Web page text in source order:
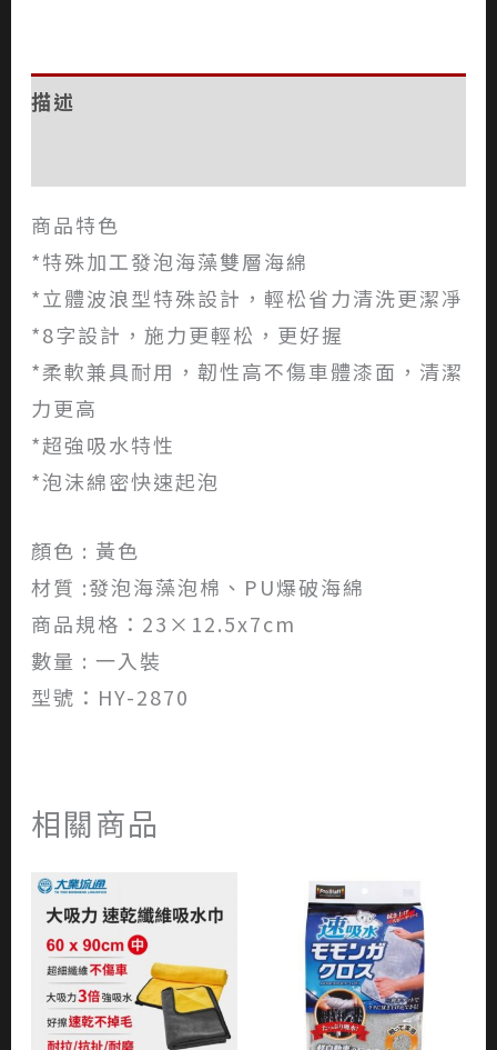
描述
商品特色
*特殊加工發泡海藻雙層海綿
*立體波浪型特殊設計，輕松省力清洗更潔凈
*8字設計，施力更輕松，更好握
*柔軟兼具耐用，韌性高不傷車體漆面，清潔
力更高
*超強吸水特性
*泡沫綿密快速起泡
顏色 : 黃色
材質 :發泡海藻泡棉、PU爆破海綿
商品規格：23×12.5x7cm
數量 : 一入裝
型號：HY-2870
相關商品